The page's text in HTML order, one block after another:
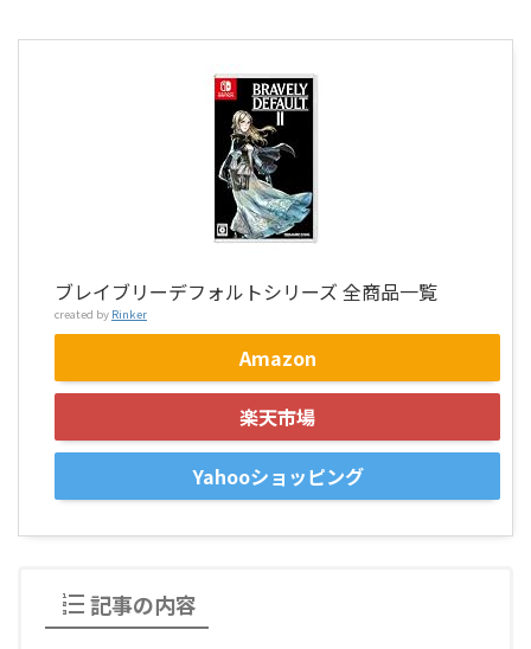
ブレイブリーデフォルトシリーズ 全商品一覧
created by Rinker
Amazon
楽天市場
Yahooショッピング
記事の内容